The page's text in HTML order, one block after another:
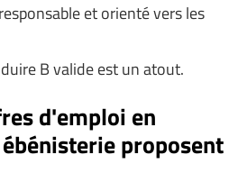
et orienté vers les
B valide est un atout.
d'emploi en
proposent